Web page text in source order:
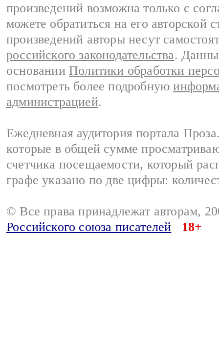
произведений возможна только с
можете обратиться на его авторской
произведений авторы несут
российского законодательства.
основании Политики обработки
посмотреть более подробную
администрацией.
Ежедневная аудитория портала
которые в общей сумме
счетчика посещаемости, который
графе указано по две цифры:
© Все права принадлежат авторам,
Российского союза писателей
18+